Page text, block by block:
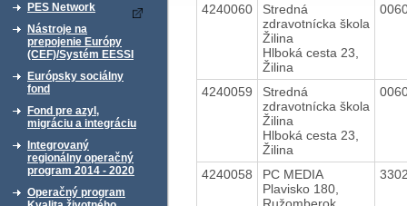
PES Network
Nástroje na
prepojenie Európy
(CEF)/Systém EESSI
Európsky sociálny
fond
Fond pre azyl,
migráciu a integráciu
Integrovaný
regionálny operačný
program 2014 - 2020
Operačný program
4240060
Stredná
zdravotnícka škola
Žilina
Hlboká cesta 23,
Žilina
4240059
Stredná
zdravotnícka škola
Žilina
Hlboká cesta 23,
Žilina
4240058
PC MEDIA
Plavisko 180,